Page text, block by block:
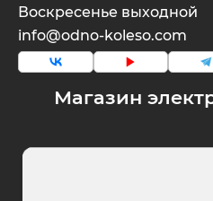
Магазин
Воскресенье выходной
info@odno-koleso.com